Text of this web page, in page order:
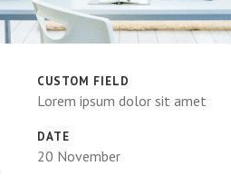
CUSTOM FIELD
Lorem ipsum dolor sit amet
DATE
20 November